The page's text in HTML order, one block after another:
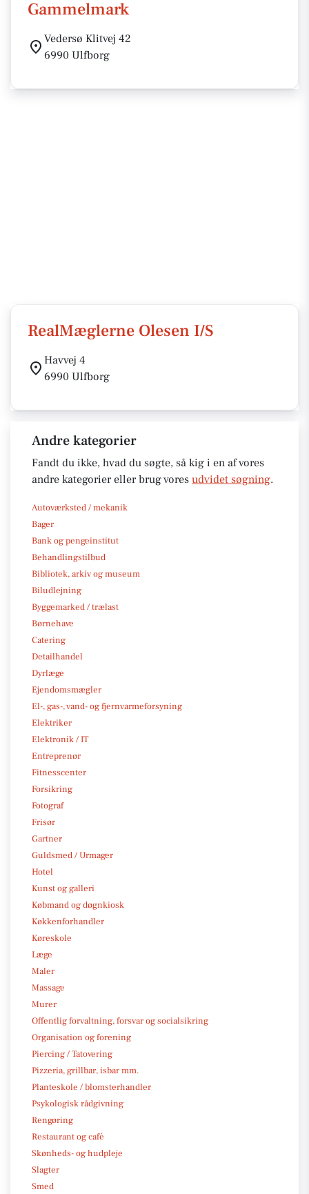
Gammelmark
Vedersø Klitvej 42
6990 Ulfborg
RealMæglerne Olesen I/S
Havvej 4
6990 Ulfborg
Andre kategorier
Fandt du ikke, hvad du søgte, så kig i en af vores
andre kategorier eller brug vores udvidet søgning.
Autoværksted / mekanik
Bager
Bank og pengeinstitut
Behandlingstilbud
Bibliotek, arkiv og museum
Biludlejning
Byggemarked / trælast
Børnehave
Catering
Detailhandel
Dyrlæge
Ejendomsmægler
El-, gas-, vand- og fjernvarmeforsyning
Elektriker
Elektronik / IT
Entreprenør
Fitnesscenter
Forsikring
Fotograf
Frisør
Gartner
Guldsmed / Urmager
Hotel
Kunst og galleri
Købmand og døgnkiosk
Køkkenforhandler
Køreskole
Læge
Maler
Massage
Murer
Offentlig forvaltning, forsvar og socialsikring
Organisation og forening
Piercing / Tatovering
Pizzeria, grillbar, isbar mm.
Planteskole / blomsterhandler
Psykologisk rådgivning
Rengøring
Restaurant og café
Skønheds- og hudpleje
Slagter
Smed